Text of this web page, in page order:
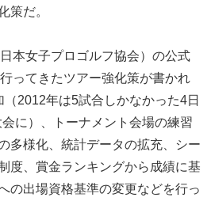
策だ。
本女子プロゴルフ協会）の公式
ってきたツアー強化策が書かれ
2012年は5試合しかなかった4日
に）、トーナメント会場の練習
多様化、統計データの拡充、シー
度、賞金ランキングから成績に基
の出場資格基準の変更などを行っ